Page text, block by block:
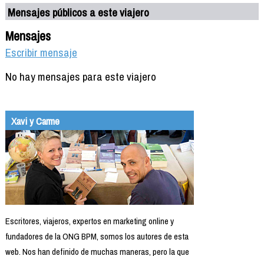
Mensajes públicos a este viajero
Mensajes
Escribir mensaje
No hay mensajes para este viajero
Xavi y Carme
Escritores, viajeros, expertos en marketing online y
fundadores de la ONG BPM, somos los autores de esta
web. Nos han definido de muchas maneras, pero la que